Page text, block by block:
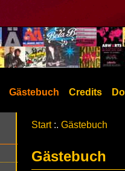
Gästebuch Credits
Start:. Gästebuch
Gästebuch